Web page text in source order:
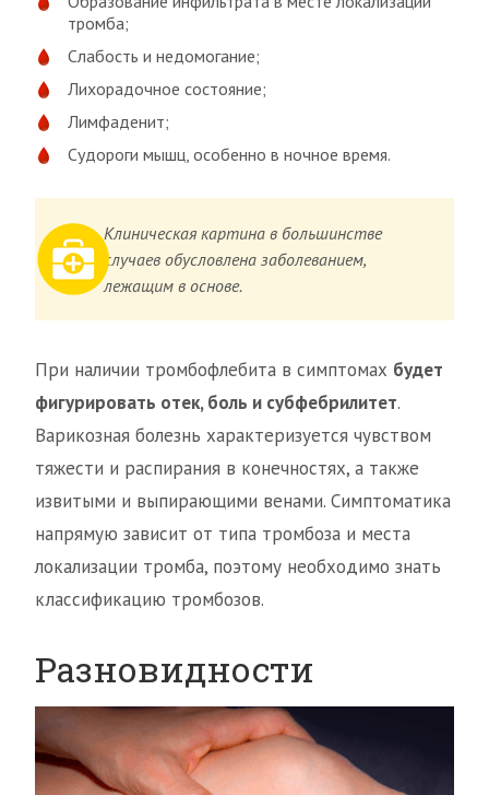
тромба;
Слабость и недомогание;
Лихорадочное состояние;
Лимфаденит;
Судороги мышц, особенно в ночное время.
Клиническая картина в большинстве
случаев обусловлена заболеванием,
лежащим в основе.
При наличии тромбофлебита в симптомах будет
фигурировать отек, боль и субфебрилитет.
Варикозная болезнь характеризуется чувством
тяжести и распирания в конечностях, а также
извитыми и выпирающими венами. Симптоматика
напрямую зависит от типа тромбоза и места
локализации тромба, поэтому необходимо знать
классификацию тромбозов.
Разновидности